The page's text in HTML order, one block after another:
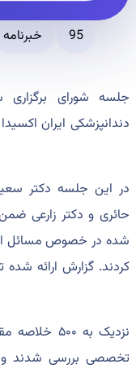
خبرنامه
95
جلسه شورای
در این جلسه دکتر
حائری و دکتر زارعی
شده در خصوص مسائل
کردند. گزارش ارائه
نزدیک به
تخصصی بررسی شدند و